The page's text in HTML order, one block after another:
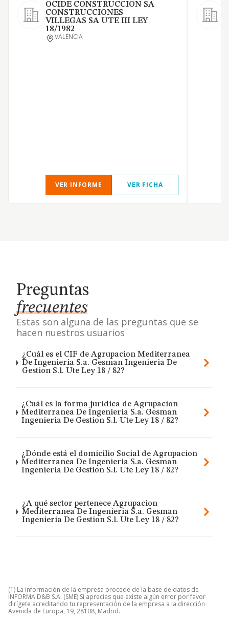
OCIDE CONSTRUCCION SA
CONSTRUCCIONES
VILLEGAS SA UTE III LEY
18/1982
VALENCIA
VER INFORME VER FICHA
Preguntas
frecuentes
Estas son alguna de las preguntas que se
hacen nuestros usuarios
¿Cuál es el CIF de Agrupacion Mediterranea
De Ingenieria S.a. Gesman Ingenieria De
Gestion S.l. Ute Ley 18 / 82?
¿Cuál es la forma jurídica de Agrupacion
Mediterranea De Ingenieria S.a. Gesman
Ingenieria De Gestion S.l. Ute Ley 18 / 82?
¿Dónde está el domicilio Social de Agrupacion
Mediterranea De Ingenieria S.a. Gesman
Ingenieria De Gestion S.l. Ute Ley 18 / 82?
¿A qué sector pertenece Agrupacion
Mediterranea De Ingenieria S.a. Gesman
Ingenieria De Gestion S.l. Ute Ley 18 / 82?
(1) La información de la empresa procede de la base de datos de
INFORMA D&B S.A. (SME) Si aprecias que existe algún error por favor
dirígete acreditando tu representación de la empresa a la dirección
Avenida de Europa, 19, 28108, Madrid.